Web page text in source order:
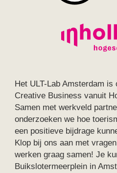
Het ULT-Lab Amsterdam
Creative Business vanuit
Samen met werkveld
onderzoeken we hoe
een positieve bijdrage
Klop bij ons aan met
werken graag samen! Je
Buikslotermeerplein in